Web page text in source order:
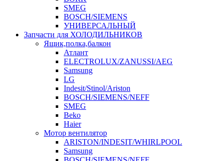
SMEG
BOSCH/SIEMENS
УНИВЕРСАЛЬНЫЙ
Запчасти для ХОЛОДИЛЬНИКОВ
Ящик,полка,балкон
Атлант
ELECTROLUX/ZANUSSI/AEG
Samsung
LG
Indesit/Stinol/Ariston
BOSCH/SIEMENS/NEFF
SMEG
Beko
Haier
Мотор вентилятор
ARISTON/INDESIT/WHIRLPOOL
Samsung